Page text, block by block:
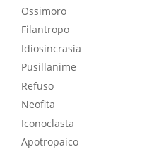
Ossimoro
Filantropo
Idiosincrasia
Pusillanime
Refuso
Neofita
Iconoclasta
Apotropaico